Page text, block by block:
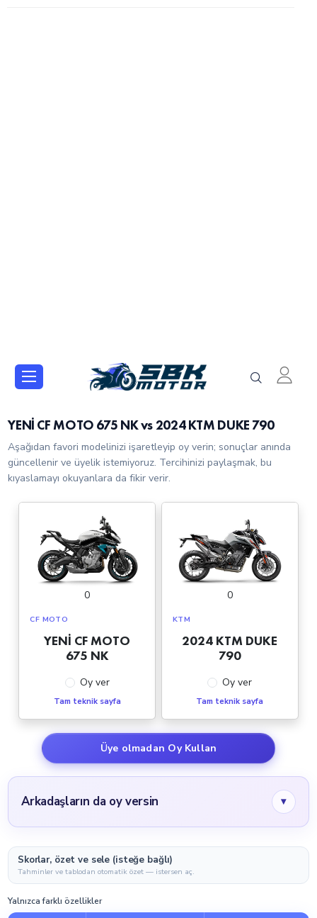
YENİ CF MOTO 675 NK vs 2024 KTM DUKE 790
Aşağıdan favori modelinizi işaretleyip oy verin; sonuçlar anında
güncellenir ve üyelik istemiyoruz. Tercihinizi paylaşmak, bu
kıyaslamayı okuyanlara da fikir verir.
0
CF MOTO
YENİ CF MOTO
675 NK
Oy ver
Tam teknik sayfa
0
KTM
2024 KTM DUKE
790
Oy ver
Tam teknik sayfa
Üye olmadan Oy Kullan
Arkadaşların da oy versin ▾
Skorlar, özet ve sele (isteğe bağlı)
Tahminler ve tablodan otomatik özet — istersen aç.
Yalnızca farklı özellikler